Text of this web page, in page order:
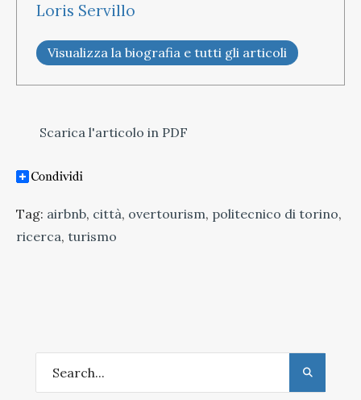
Loris Servillo
Visualizza la biografia e tutti gli articoli
Scarica l'articolo in PDF
Tag: airbnb, città, overtourism, politecnico di torino,
ricerca, turismo